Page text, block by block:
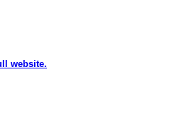
website.